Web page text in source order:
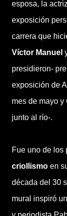
esposa, la
exposición
carrera que
Víctor Manuel
presidieron-
exposición de
mes de mayo
junto al río-.
Fue uno de los
criollismo en
década del 30
mural inspiró